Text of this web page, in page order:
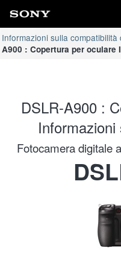
Informazioni sulla
A900 : Copertura per
DSLR-A900 :
Fotocamera digitale